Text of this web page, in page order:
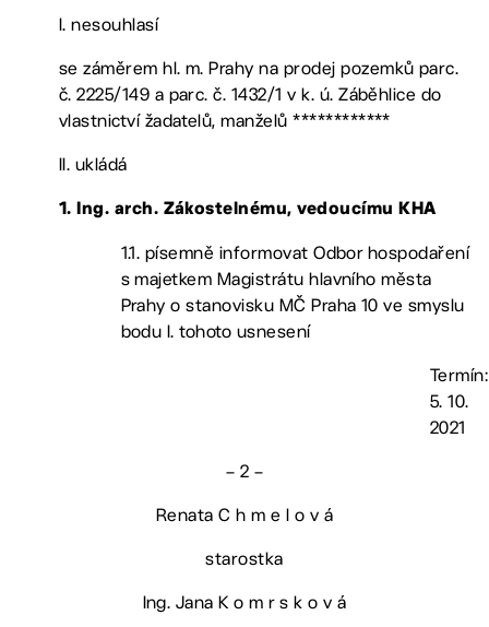
I. nesouhlasí
se záměrem hl. m. Prahy na prodej pozemků parc.
č. 2225/149 a parc. č. 1432/1 v k. ú. Záběhlice do
vlastnictví žadatelů, manželů ************
II. ukládá
1. Ing. arch. Zákostelnému, vedoucímu KHA
1.1. písemně informovat Odbor hospodaření
s majetkem Magistrátu hlavního města
Prahy o stanovisku MČ Praha 10 ve smyslu
bodu I. tohoto usnesení
Termín:
5. 10.
2021
– 2 –
Renata C h m e l o v á
starostka
Ing. Jana K o m r s k o v á